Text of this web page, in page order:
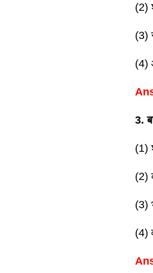
(2)
(3)
(4)
3.
(1)
(2)
(3)
(4)